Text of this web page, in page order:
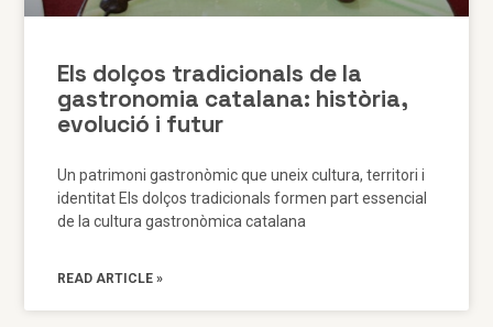
Els dolços tradicionals de la
gastronomia catalana: història,
evolució i futur
Un patrimoni gastronòmic que uneix cultura, territori i
identitat Els dolços tradicionals formen part essencial
de la cultura gastronòmica catalana
READ ARTICLE »